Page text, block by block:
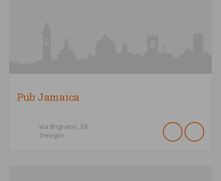
Pub Jamaica
Via Brignano, 38
Treviglio